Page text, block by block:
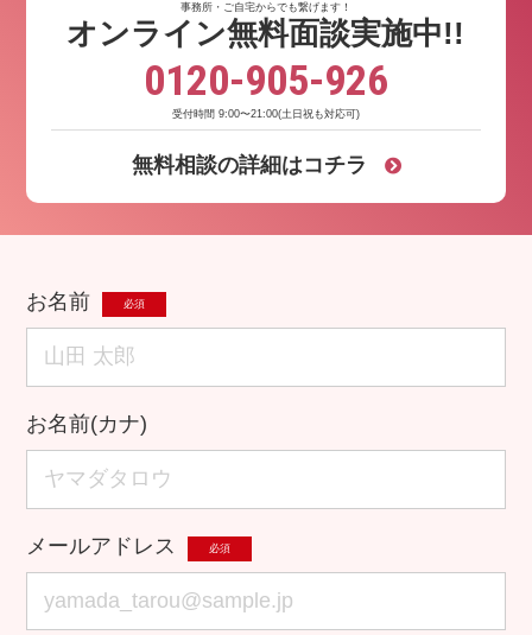
事務所・ご自宅からでも繋げます！
オンライン無料面談実施中!!
0120-905-926
受付時間 9:00〜21:00(土日祝も対応可)
無料相談の詳細はコチラ
お名前 必須
お名前(カナ)
メールアドレス 必須